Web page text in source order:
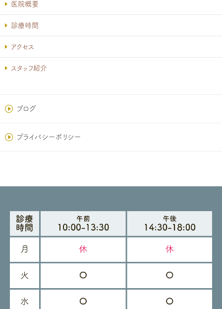
医院概要
診療時間
アクセス
スタッフ紹介
ブログ
プライバシーポリシー